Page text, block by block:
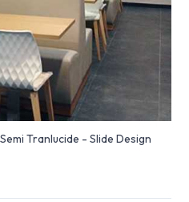
Tranlucide - Slide Design